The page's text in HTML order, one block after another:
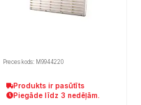
Preces kods: M9944220
Produkts ir pasūtīts
Piegāde līdz 3 nedēļām.